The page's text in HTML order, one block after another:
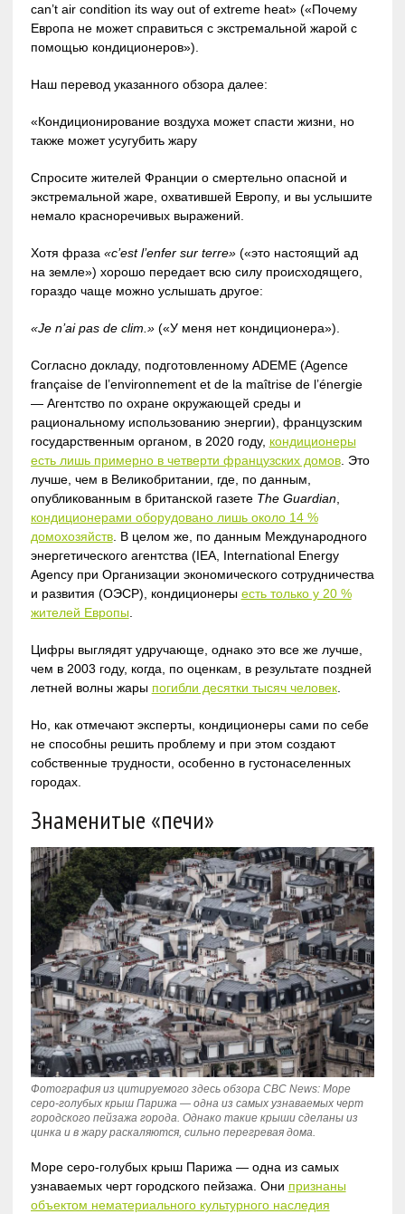
can’t air condition its way out of extreme heat» («Почему
Европа не может справиться с экстремальной жарой с
помощью кондиционеров»).
Наш перевод указанного обзора далее:
«Кондиционирование воздуха может спасти жизни, но
также может усугубить жару
Спросите жителей Франции о смертельно опасной и
экстремальной жаре, охватившей Европу, и вы услышите
немало красноречивых выражений.
Хотя фраза «c’est l’enfer sur terre»(«это настоящий ад
на земле») хорошо передает всю силу происходящего,
гораздо чаще можно услышать другое:
«Je n’ai pas de clim.»(«У меня нет кондиционера»).
Согласно докладу, подготовленному ADEME(Agence
française de l’environnement et de la maîtrise de l’énergie
— Агентство по охране окружающей среды и
рациональному использованию энергии) , французским
государственным органом, в 2020 году, кондиционеры
есть лишь примерно в четверти французских домов. Это
лучше, чем в Великобритании, где, по данным,
опубликованным в британской газете The Guardian,
кондиционерами оборудовано лишь около 14 %
домохозяйств. В целом же, по данным Международного
энергетического агентства (IEA, International Energy
Agency при Организации экономического сотрудничества
и развития (ОЭСР), кондиционеры есть только у 20 %
жителей Европы
Цифры выглядят удручающе, однако это все же лучше,
чем в 2003 году, когда, по оценкам, в результате поздней
летней волны жары погибли десятки тысяч человек.
Но, как отмечают эксперты, кондиционеры сами по себе
не способны решить проблему и при этом создают
собственные трудности, особенно в густонаселенных
городах.
Знаменитые «печи»
Фотография из цитируемого здесь обзора CBC News: Море
серо-голубых крыш Парижа — одна из самых узнаваемых черт
городского пейзажа города. Однако такие крыши сделаны из
цинка и в жару раскаляются, сильно перегревая дома.
Море серо-голубых крыш Парижа — одна из самых
узнаваемых черт городского пейзажа. Они признаны
объектом нематериального культурного наследия